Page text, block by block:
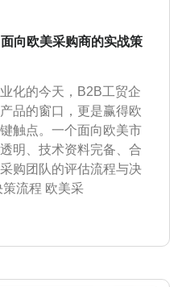
向欧美采购商的实战策
化的今天，B2B工贸企
品的窗口，更是赢得欧
触点。一个面向欧美市
明、技术资料完备、合
购团队的评估流程与决
流程 欧美采